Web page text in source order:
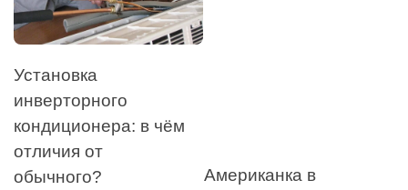
Установка
инверторного
кондиционера: в чём
отличия от
обычного?
Американка в